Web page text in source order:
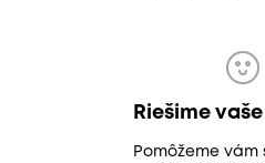
Riešime
Pomôžeme vám